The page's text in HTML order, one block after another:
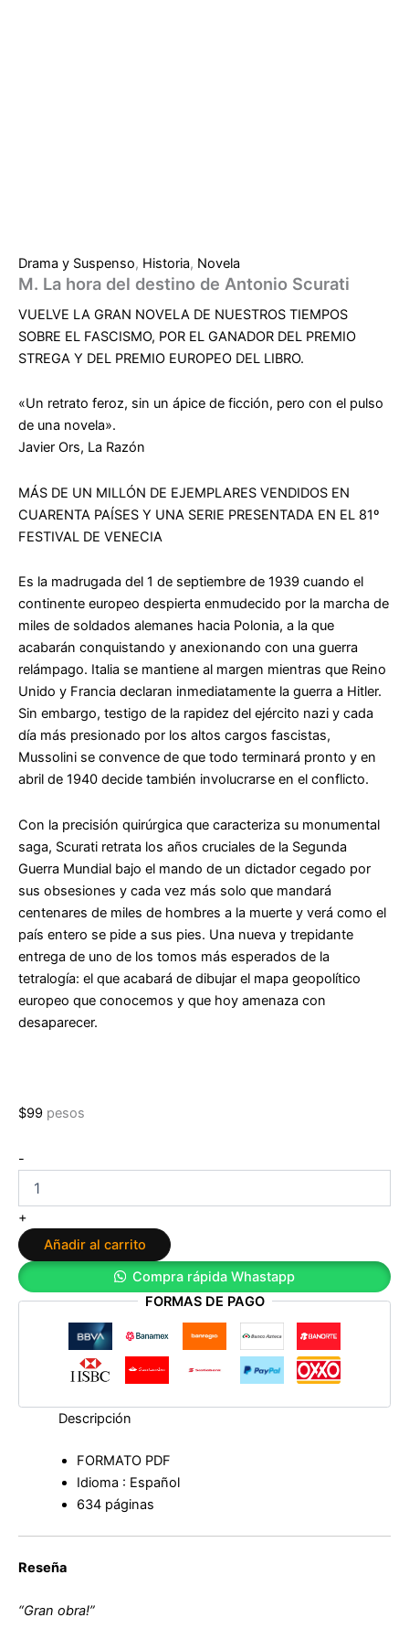
Drama y Suspenso, Historia, Novela
M. La hora del destino de Antonio Scurati
VUELVE LA GRAN NOVELA DE NUESTROS TIEMPOS
SOBRE EL FASCISMO, POR EL GANADOR DEL PREMIO
STREGA Y DEL PREMIO EUROPEO DEL LIBRO.
«Un retrato feroz, sin un ápice de ficción, pero con el pulso
de una novela».
Javier Ors, La Razón
MÁS DE UN MILLÓN DE EJEMPLARES VENDIDOS EN
CUARENTA PAÍSES Y UNA SERIE PRESENTADA EN EL 81º
FESTIVAL DE VENECIA
Es la madrugada del 1 de septiembre de 1939 cuando el
continente europeo despierta enmudecido por la marcha de
miles de soldados alemanes hacia Polonia, a la que
acabarán conquistando y anexionando con una guerra
relámpago. Italia se mantiene al margen mientras que Reino
Unido y Francia declaran inmediatamente la guerra a Hitler.
Sin embargo, testigo de la rapidez del ejército nazi y cada
día más presionado por los altos cargos fascistas,
Mussolini se convence de que todo terminará pronto y en
abril de 1940 decide también involucrarse en el conflicto.
Con la precisión quirúrgica que caracteriza su monumental
saga, Scurati retrata los años cruciales de la Segunda
Guerra Mundial bajo el mando de un dictador cegado por
sus obsesiones y cada vez más solo que mandará
centenares de miles de hombres a la muerte y verá como el
país entero se pide a sus pies. Una nueva y trepidante
entrega de uno de los tomos más esperados de la
tetralogía: el que acabará de dibujar el mapa geopolítico
europeo que conocemos y que hoy amenaza con
desaparecer.
$99 pesos
-
La
hora
del
destino
Antonio
cantidad
+
Añadir al carrito
Compra rápida Whastapp
FORMAS DE PAGO
Descripción
FORMATO PDF
Idioma : Español
634 páginas
Reseña
“Gran obra!”